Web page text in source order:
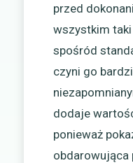
przed
wszystkim
spośród
czyni go
dodaje
ponieważ
obdarowująca